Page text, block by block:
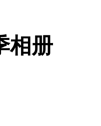
相册